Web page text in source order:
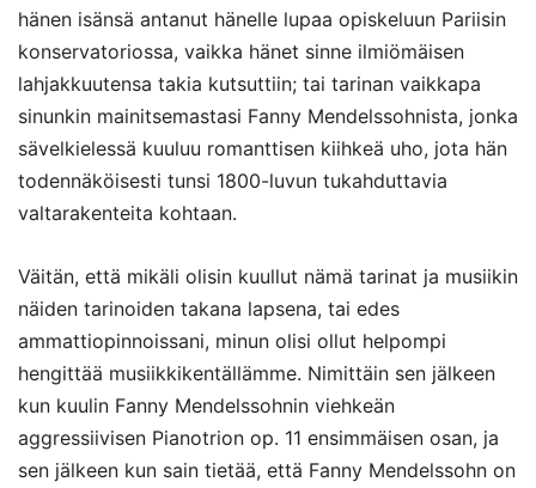
hänen isänsä antanut hänelle lupaa opiskeluun Pariisin
konservatoriossa, vaikka hänet sinne ilmiömäisen
lahjakkuutensa takia kutsuttiin; tai tarinan vaikkapa
sinunkin mainitsemastasi Fanny Mendelssohnista, jonka
sävelkielessä kuuluu romanttisen kiihkeä uho, jota hän
todennäköisesti tunsi 1800-luvun tukahduttavia
valtarakenteita kohtaan.
Väitän, että mikäli olisin kuullut nämä tarinat ja musiikin
näiden tarinoiden takana lapsena, tai edes
ammattiopinnoissani, minun olisi ollut helpompi
hengittää musiikkikentällämme. Nimittäin sen jälkeen
kun kuulin Fanny Mendelssohnin viehkeän
aggressiivisen Pianotrion op. 11 ensimmäisen osan, ja
sen jälkeen kun sain tietää, että Fanny Mendelssohn on